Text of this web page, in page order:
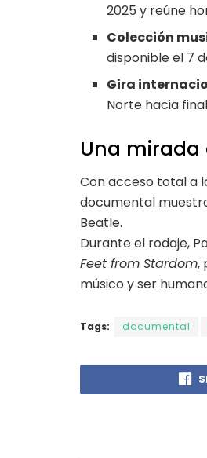
2025 y reúne
Colección
disponible el 7
Gira
Norte hacia
Una mirada
Con acceso total a
documental
Beatle.
Durante el rodaje,
Feet from Stardom,
músico y ser
Tags: documental